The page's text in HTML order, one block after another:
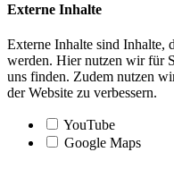
Externe Inhalte
Externe Inhalte sind Inhalte,
werden. Hier nutzen wir für
uns finden. Zudem nutzen
der Website zu verbessern.
YouTube
Google Maps